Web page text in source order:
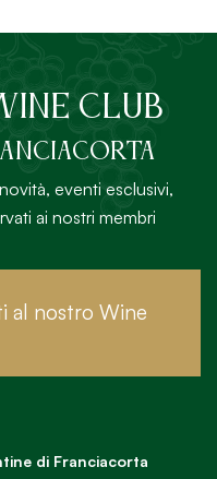
Club
eventi esclusivi,
ai nostri membri
al nostro Wine
di Franciacorta